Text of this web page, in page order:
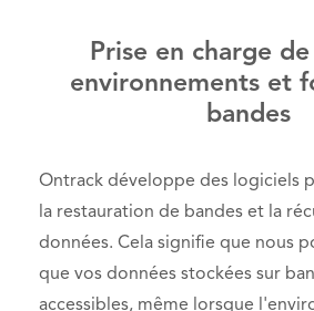
Prise en charge
environnements et
bandes
Ontrack développe des logiciels
la restauration de bandes et la
données. Cela signifie que nous
que vos données stockées sur
accessibles, même lorsque